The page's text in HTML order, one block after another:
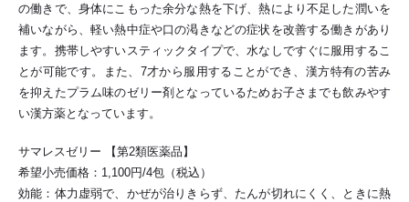
の働きで、身体にこもった余分な熱を下げ、熱により不足した潤いを
補いながら、軽い熱中症や口の渇きなどの症状を改善する働きがあり
ます。携帯しやすいスティックタイプで、水なしですぐに服用するこ
とが可能です。また、7才から服用することができ、漢方特有の苦み
を抑えたプラム味のゼリー剤となっているためお子さまでも飲みやす
い漢方薬となっています。
サマレスゼリー 【第2類医薬品】
希望小売価格：1,100円/4包（税込）
効能：体力虚弱で、かぜが治りきらず、たんが切れにくく、ときに熱